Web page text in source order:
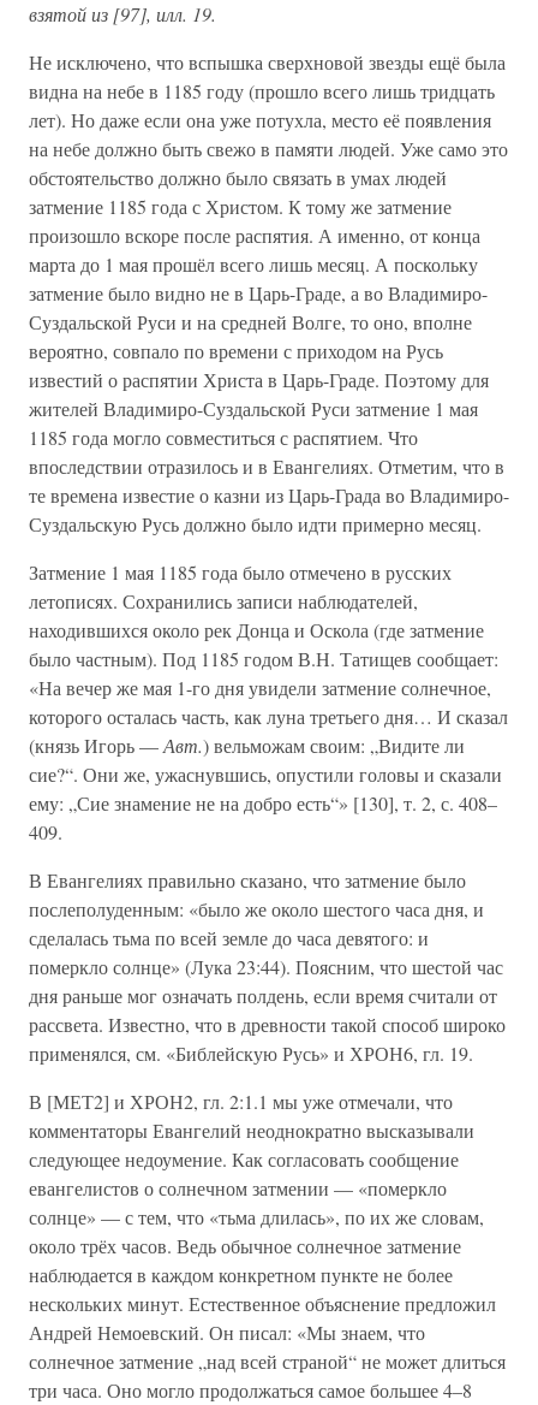
взятой из [97], илл. 19.
Не исключено, что вспышка сверхновой звезды ещё была
видна на небе в 1185 году (прошло всего лишь тридцать
лет). Но даже если она уже потухла, место её появления
на небе должно быть свежо в памяти людей. Уже само это
обстоятельство должно было связать в умах людей
затмение 1185 года с Христом. К тому же затмение
произошло вскоре после распятия. А именно, от конца
марта до 1 мая прошёл всего лишь месяц. А поскольку
затмение было видно не в Царь-Граде, а во Владимиро-
Суздальской Руси и на средней Волге, то оно, вполне
вероятно, совпало по времени с приходом на Русь
известий о распятии Христа в Царь-Граде. Поэтому для
жителей Владимиро-Суздальской Руси затмение 1 мая
1185 года могло совместиться с распятием. Что
впоследствии отразилось и в Евангелиях. Отметим, что в
те времена известие о казни из Царь-Града во Владимиро-
Суздальскую Русь должно было идти примерно месяц.
Затмение 1 мая 1185 года было отмечено в русских
летописях. Сохранились записи наблюдателей,
находившихся около рек Донца и Оскола (где затмение
было частным). Под 1185 годом В.Н. Татищев сообщает:
«На вечер же мая 1-го дня увидели затмение солнечное,
которого осталась часть, как луна третьего дня… И сказал
(князь Игорь —Авт.) вельможам своим: „Видите ли
сие?“. Они же, ужаснувшись, опустили головы и сказали
ему: „Сие знамение не на добро есть“» [130], т. 2, с. 408–
409.
В Евангелиях правильно сказано, что затмение было
послеполуденным: «было же около шестого часа дня, и
сделалась тьма по всей земле до часа девятого: и
померкло солнце» (Лука 23:44). Поясним, что шестой час
дня раньше мог означать полдень, если время считали от
рассвета. Известно, что в древности такой способ широко
применялся, см. «Библейскую Русь» и ХРОН6, гл. 19.
В [МЕТ2] и ХРОН2, гл. 2:1.1 мы уже отмечали, что
комментаторы Евангелий неоднократно высказывали
следующее недоумение. Как согласовать сообщение
евангелистов о солнечном затмении — «померкло
солнце» — с тем, что «тьма длилась», по их же словам,
около трёх часов. Ведь обычное солнечное затмение
наблюдается в каждом конкретном пункте не более
нескольких минут. Естественное объяснение предложил
Андрей Немоевский. Он писал: «Мы знаем, что
солнечное затмение „над всей страной“ не может длиться
три часа. Оно могло продолжаться самое большее 4–8